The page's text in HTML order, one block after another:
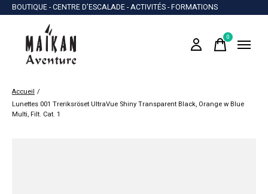
BOUTIQUE - CENTRE D'ESCALADE - ACTIVITÉS - FORMATIONS
0items
Accueil /
Lunettes 001 Treriksröset UltraVue Shiny Transparent Black, Orange w Blue
Multi, Filt. Cat. 1